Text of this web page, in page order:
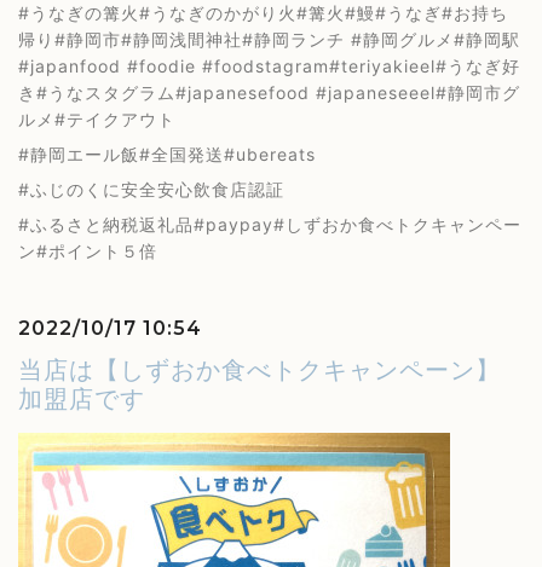
#うなぎの篝火#うなぎのかがり火#篝火#鰻#うなぎ#お持ち
帰り#静岡市#静岡浅間神社#静岡ランチ #静岡グルメ#静岡駅
#japanfood #foodie #foodstagram#teriyakieel#うなぎ好
き#うなスタグラム#japanesefood #japaneseeel#静岡市グ
ルメ#テイクアウト
#静岡エール飯#全国発送#ubereats
#ふじのくに安全安心飲食店認証
#ふるさと納税返礼品#paypay#しずおか食べトクキャンペー
ン#ポイント５倍
2022/10/17 10:54
当店は【しずおか食べトクキャンペーン】
加盟店です